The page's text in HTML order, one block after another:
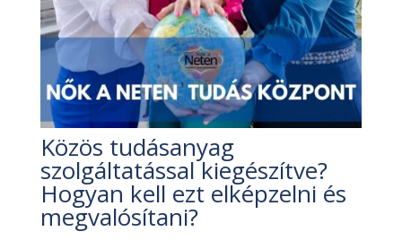
Közös tudásanyag
szolgáltatással kiegészítve?
Hogyan kell ezt elképzelni és
megvalósítani?